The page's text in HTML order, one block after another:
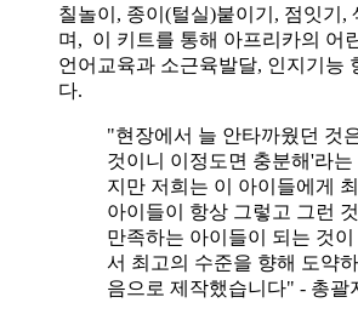
칠놀이, 종이(털실)붙이기, 점잇기
며, 이 키트를 통해 아프리카의 어
언어교육과 소근육발달, 인지기능
다.
"현장에서 늘 안타까웠던 것
것이니 이정도면 충분해'라
지만 저희는 이 아이들에게
아이들이 항상 그렇고 그런
만족하는 아이들이 되는 것
서 최고의 수준을 향해 도약
음으로 제작했습니다" - 총괄